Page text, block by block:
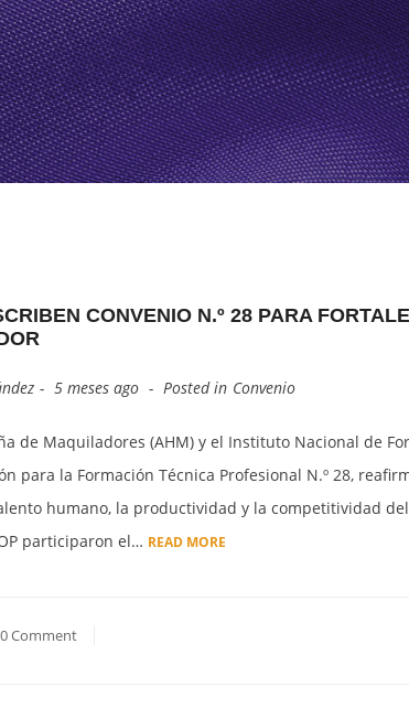
CITY ZIP
ZIP
OUR INDUSTRY’S HISTORY
OUR BOARD OF DIRECTORS
BRANDSITE
CONVENIO N.º 28 PARA
5 meses ago Posted in Convenio
de Maquiladores (AHM) y el Instituto Nacional de
para la Formación Técnica Profesional N.º 28,
humano, la productividad y la competitividad
participaron el… READ MORE
0 Comment